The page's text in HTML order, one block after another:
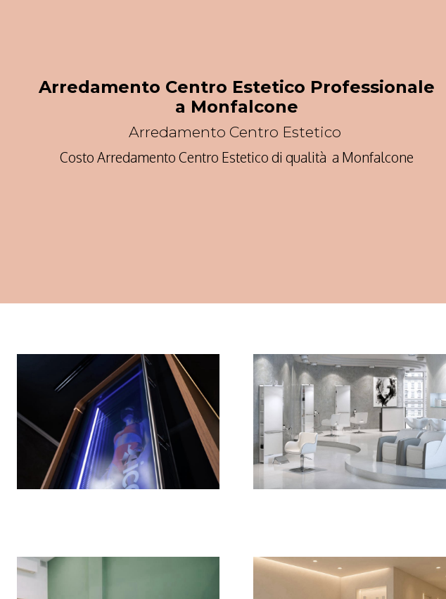
Arredamento Centro Estetico Professionale
a Monfalcone
Arredamento Centro Estetico
Costo Arredamento Centro Estetico di qualità a Monfalcone